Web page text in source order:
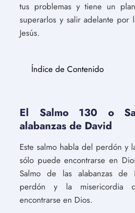
tus problemas y tiene un
superarlos y salir adelante por
Jesús.
Índice de Contenido
El Salmo 130 o
alabanzas de David
Este salmo habla del perdón y
sólo puede encontrarse en
Salmo de las alabanzas de
perdón y la misericordia
encontrarse en Dios.